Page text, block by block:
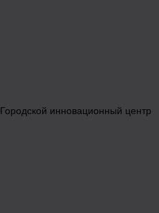
Городской инновационный центр